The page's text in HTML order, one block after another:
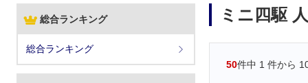
総合ランキング
総合ランキング
ミニ四駆
50件中 1 件から